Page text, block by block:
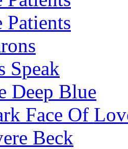
Patients
Speak
Deep Blue
Face Of
Beck